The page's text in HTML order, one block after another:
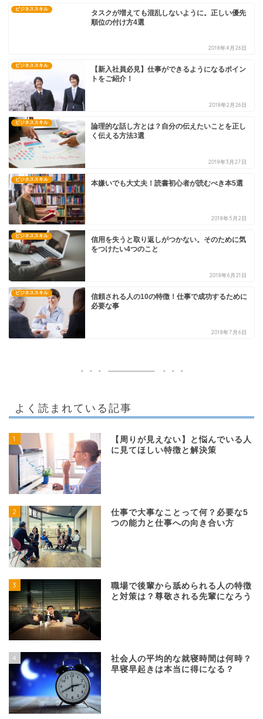
ビジネススキル
タスクが増えても混乱しないように。正しい優先
順位の付け方4選
2018年4月26日
ビジネススキル
【新入社員必見】仕事ができるようになるポイン
トをご紹介！
2018年2月26日
ビジネススキル
論理的な話し方とは？自分の伝えたいことを正し
く伝える方法3選
2018年3月27日
ビジネススキル 本嫌いでも大丈夫！読書初心者が読むべき本5選
2018年5月2日
ビジネススキル
信用を失うと取り返しがつかない。そのために気
をつけたい4つのこと
2018年6月21日
ビジネススキル
信頼される人の10の特徴！仕事で成功するために
必要な事
2018年7月6日
よく読まれている記事
1
【周りが見えない】と悩んでいる人
に見てほしい特徴と解決策
2
仕事で大事なことって何？必要な5
つの能力と仕事への向き合い方
3
職場で後輩から舐められる人の特徴
と対策は？尊敬される先輩になろう
4
社会人の平均的な就寝時間は何時？
早寝早起きは本当に得になる？